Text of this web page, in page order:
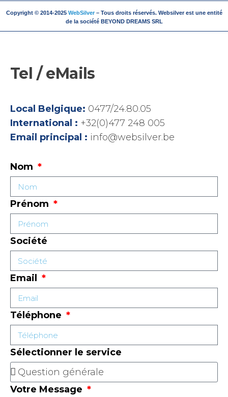
Copyright © 2014-2025 WebSilver– Tous droits réservés. Websilver est une entité
de la société BEYOND DREAMS SRL
Tel / eMails
Local Belgique: 0477/24.80.05
International : +32(0)477 248 005
Email principal : info@websilver.be
Nom
Prénom
Société
Email
Téléphone
Sélectionner le service
Votre Message